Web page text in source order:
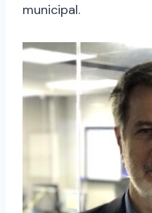
municipal.